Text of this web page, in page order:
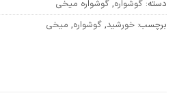
دسته: گوشواره, گوشواره میخی
برچسب: خورشید, گوشواره, میخی